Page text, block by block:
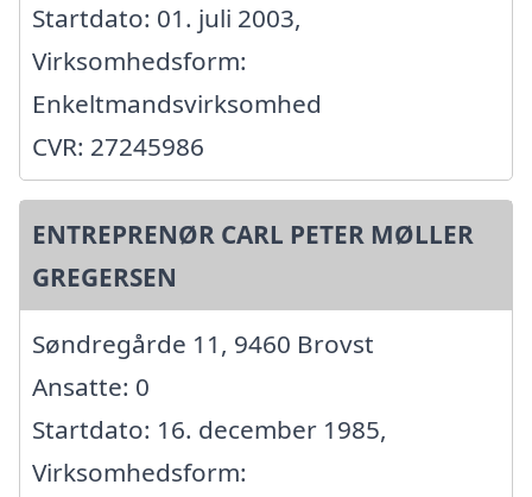
Startdato: 01. juli 2003,
Virksomhedsform:
Enkeltmandsvirksomhed
CVR: 27245986
ENTREPRENØR CARL PETER MØLLER
GREGERSEN
Søndregårde 11, 9460 Brovst
Ansatte: 0
Startdato: 16. december 1985,
Virksomhedsform: